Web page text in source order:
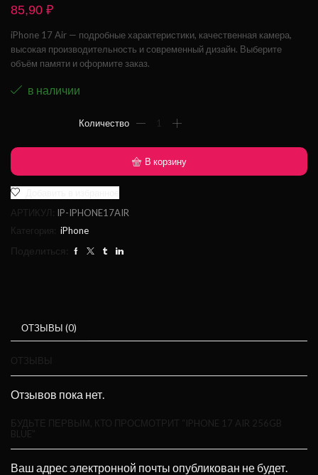
85,90 ₽
iPhone 17 Air — подробные характеристики, качественная камера,
высокая производительность и современный дизайн. Выберите
объём памяти и оформите заказ.
в наличии
В корзину
АРТИКУЛ: IP-IPHONE17AIR
Категория:
iPhone
Поделиться:
ОТЗЫВЫ (0)
ОТЗЫВЫ
Отзывов пока нет.
БУДЬТЕ ПЕРВЫМ, КТО ПРОСМОТРИТ “IPHONE 17 AIR 256GB
BLUE”
Ваш адрес электронной почты опубликован не будет.